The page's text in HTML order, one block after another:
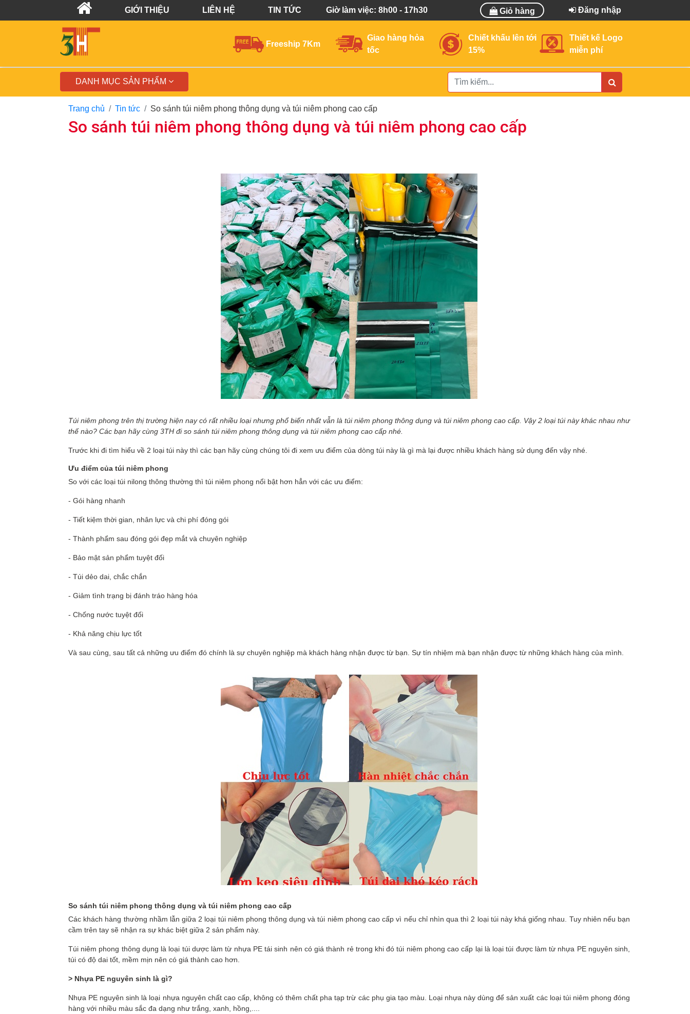
GIỚI THIỆU LIÊN HỆ TIN TỨC Giờ làm việc: 8h00 - 17h30 Giỏ hàng Đăng nhập
Freeship 7Km
Giao hàng hỏa
tốc
Chiết khấu lên tới
15%
Thiết kế Logo
miễn phí
DANH MỤC SẢN PHẨM
Trang chủ Tin tức So sánh túi niêm phong thông dụng và túi niêm phong cao cấp
So sánh túi niêm phong thông dụng và túi niêm phong cao cấp
Túi niêm phong trên thị trường hiện nay có rất nhiều loại nhưng phổ biến nhất vẫn là túi niêm phong thông dụng và túi niêm phong cao cấp. Vậy 2 loại túi này khác nhau như
thế nào? Các bạn hãy cùng 3TH đi so sánh túi niêm phong thông dụng và túi niêm phong cao cấp nhé.
Trước khi đi tìm hiểu về 2 loại túi này thì các bạn hãy cùng chúng tôi đi xem ưu điểm của dòng túi này là gì mà lại được nhiều khách hàng sử dụng đến vậy nhé.
Ưu điểm của túi niêm phong
So với các loại túi nilong thông thường thì túi niêm phong nổi bật hơn hẳn với các ưu điểm:
- Gói hàng nhanh
- Tiết kiệm thời gian, nhân lực và chi phí đóng gói
- Thành phẩm sau đóng gói đẹp mắt và chuyên nghiệp
- Bảo mật sản phẩm tuyệt đối
- Túi dẻo dai, chắc chắn
- Giảm tình trạng bị đánh tráo hàng hóa
- Chống nước tuyệt đối
- Khả năng chịu lực tốt
Và sau cùng, sau tất cả những ưu điểm đó chính là sự chuyên nghiệp mà khách hàng nhận được từ bạn. Sự tín nhiệm mà bạn nhận được từ những khách hàng của mình.
So sánh túi niêm phong thông dụng và túi niêm phong cao cấp
Các khách hàng thường nhầm lẫn giữa 2 loại túi niêm phong thông dụng và túi niêm phong cao cấp vì nếu chỉ nhìn qua thì 2 loại túi này khá giống nhau. Tuy nhiên nếu bạn
cầm trên tay sẽ nhận ra sự khác biệt giữa 2 sản phẩm này.
Túi niêm phong thông dụng là loại túi dược làm từ nhựa PE tái sinh nên có giá thành rẻ trong khi đó túi niêm phong cao cấp lại là loại túi được làm từ nhựa PE nguyên sinh,
túi có độ dai tốt, mềm mịn nên có giá thành cao hơn.
> Nhựa PE nguyên sinh là gì?
Nhựa PE nguyên sinh là loại nhựa nguyên chất cao cấp, không có thêm chất pha tạp trừ các phụ gia tạo màu. Loại nhựa này dùng để sản xuất các loại túi niêm phong đóng
hàng với nhiều màu sắc đa dạng như trắng, xanh, hồng,....